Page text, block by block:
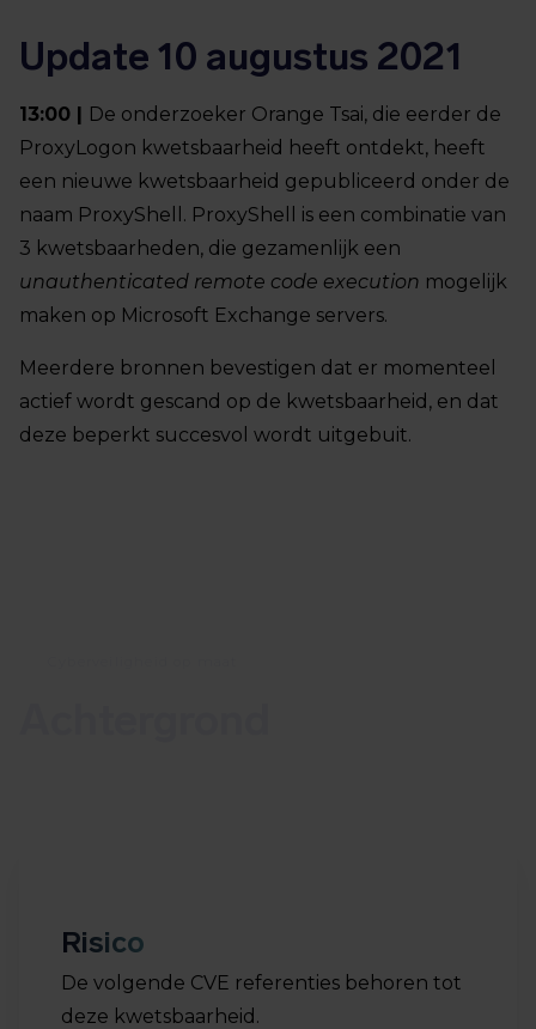
Update 10 augustus 2021
13:00 | De onderzoeker Orange Tsai, die eerder de
ProxyLogon kwetsbaarheid heeft ontdekt, heeft
een nieuwe kwetsbaarheid gepubliceerd onder de
naam ProxyShell. ProxyShell is een combinatie van
3 kwetsbaarheden, die gezamenlijk een
unauthenticated remote code execution mogelijk
maken op Microsoft Exchange servers.
Meerdere bronnen bevestigen dat er momenteel
actief wordt gescand op de kwetsbaarheid, en dat
deze beperkt succesvol wordt uitgebuit.
Risico
De volgende CVE referenties behoren tot
deze kwetsbaarheid.